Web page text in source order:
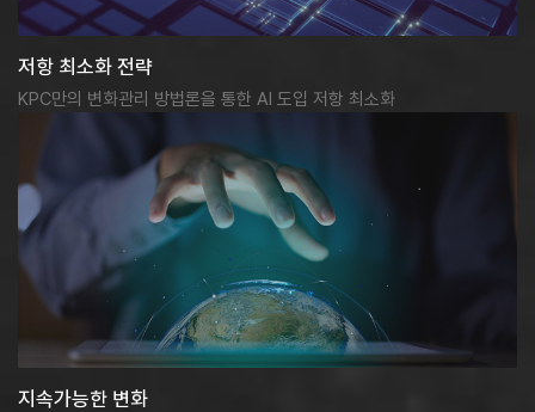
저항 최소화 전략
KPC만의 변화관리 방법론을 통한 AI 도입 저항 최소화
지속가능한 변화